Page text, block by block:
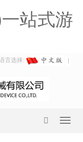
站式游
言选择: